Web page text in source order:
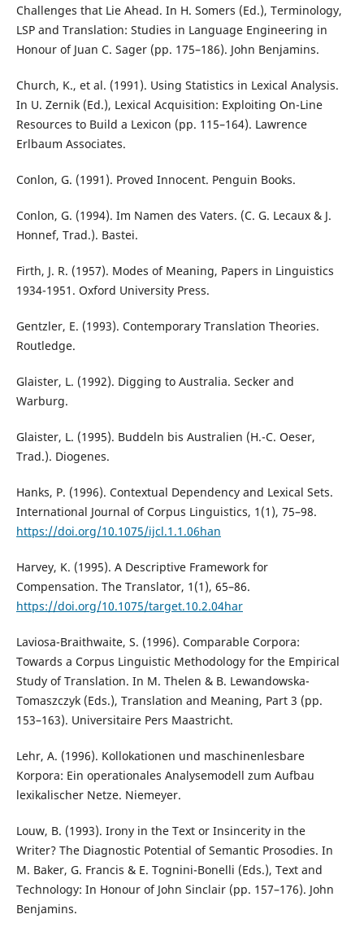
Challenges that Lie Ahead. In H. Somers (Ed.), Terminology,
LSP and Translation: Studies in Language Engineering in
Honour of Juan C. Sager (pp. 175–186). John Benjamins.
Church, K., et al. (1991). Using Statistics in Lexical Analysis.
In U. Zernik (Ed.), Lexical Acquisition: Exploiting On-Line
Resources to Build a Lexicon (pp. 115–164). Lawrence
Erlbaum Associates.
Conlon, G. (1991). Proved Innocent. Penguin Books.
Conlon, G. (1994). Im Namen des Vaters. (C. G. Lecaux & J.
Honnef, Trad.). Bastei.
Firth, J. R. (1957). Modes of Meaning, Papers in Linguistics
1934-1951. Oxford University Press.
Gentzler, E. (1993). Contemporary Translation Theories.
Routledge.
Glaister, L. (1992). Digging to Australia. Secker and
Warburg.
Glaister, L. (1995). Buddeln bis Australien (H.-C. Oeser,
Trad.). Diogenes.
Hanks, P. (1996). Contextual Dependency and Lexical Sets.
International Journal of Corpus Linguistics, 1(1), 75–98.
https://doi.org/10.1075/ijcl.1.1.06han
Harvey, K. (1995). A Descriptive Framework for
Compensation. The Translator, 1(1), 65–86.
https://doi.org/10.1075/target.10.2.04har
Laviosa-Braithwaite, S. (1996). Comparable Corpora:
Towards a Corpus Linguistic Methodology for the Empirical
Study of Translation. In M. Thelen & B. Lewandowska-
Tomaszczyk (Eds.), Translation and Meaning, Part 3 (pp.
153–163). Universitaire Pers Maastricht.
Lehr, A. (1996). Kollokationen und maschinenlesbare
Korpora: Ein operationales Analysemodell zum Aufbau
lexikalischer Netze. Niemeyer.
Louw, B. (1993). Irony in the Text or Insincerity in the
Writer? The Diagnostic Potential of Semantic Prosodies. In
M. Baker, G. Francis & E. Tognini-Bonelli (Eds.), Text and
Technology: In Honour of John Sinclair (pp. 157–176). John
Benjamins.